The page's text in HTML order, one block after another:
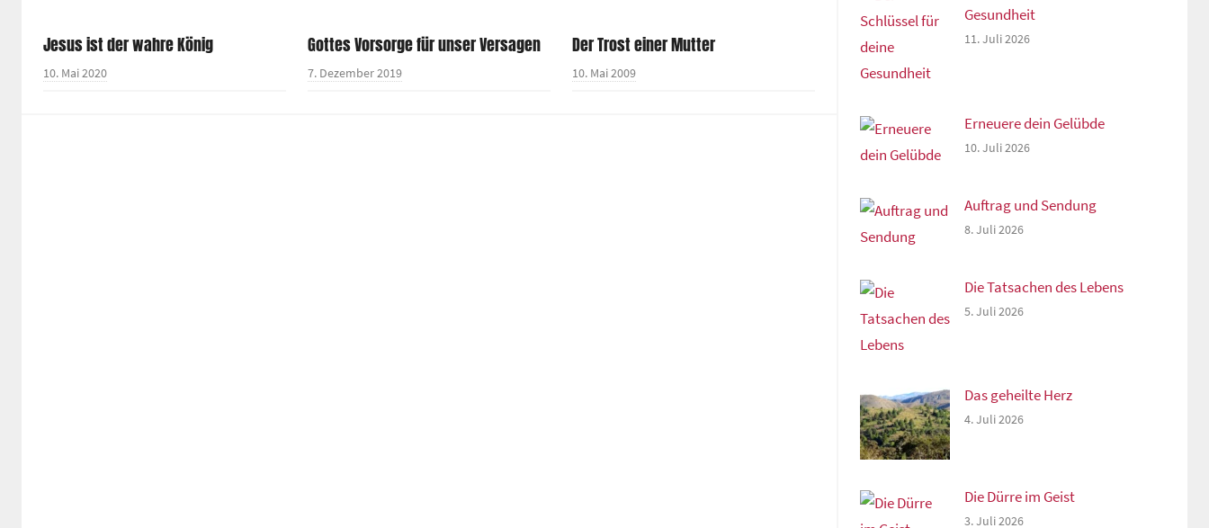
Jesus ist der wahre König
10. Mai 2020
Gottes Vorsorge für unser Versagen
7. Dezember 2019
Der Trost einer Mutter
10. Mai 2009
Gesundheit
11. Juli 2026
Erneuere dein Gelübde
10. Juli 2026
Auftrag und Sendung
8. Juli 2026
Die Tatsachen des Lebens
5. Juli 2026
Das geheilte Herz
4. Juli 2026
Die Dürre im Geist
3. Juli 2026